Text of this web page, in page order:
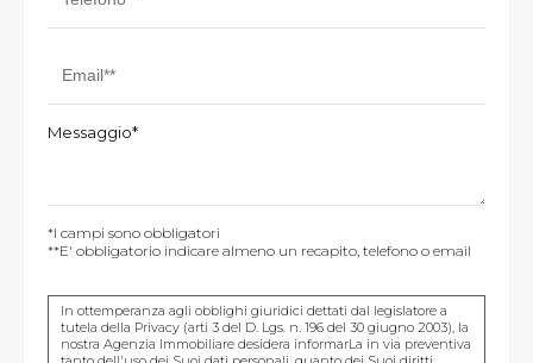
Messaggio*
*I campi sono obbligatori
**E' obbligatorio indicare almeno un recapito, telefono o email
In ottemperanza agli obblighi giuridici dettati dal legislatore a
tutela della Privacy (arti 3 del D. Lgs. n. 196 del 30 giugno 2003), la
nostra Agenzia Immobiliare desidera informarLa in via preventiva